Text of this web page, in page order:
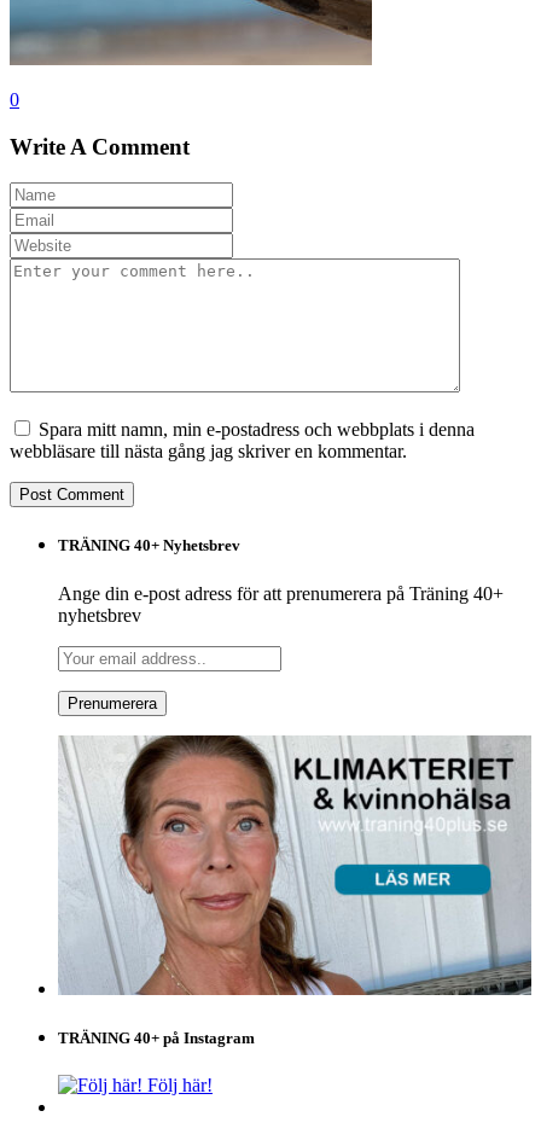
0
Write A Comment
Spara mitt namn, min e-postadress och webbplats i denna
webbläsare till nästa gång jag skriver en kommentar.
TRÄNING 40+ Nyhetsbrev
Ange din e-post adress för att prenumerera på Träning 40+
nyhetsbrev
TRÄNING 40+ på Instagram
Följ här!